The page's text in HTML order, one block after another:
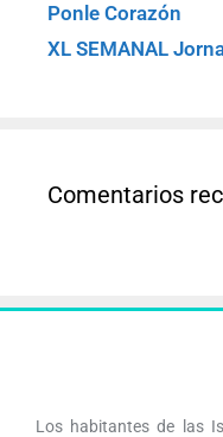
Ponle Corazón
XL SEMANAL
Comentarios
Los habitantes de las